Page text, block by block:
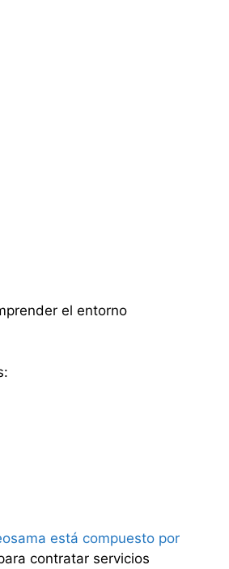
el entorno
está compuesto por
contratar servicios